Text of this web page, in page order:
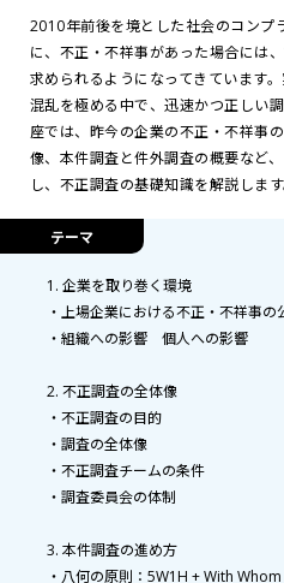
2010年前後を境とした社会のコンプ
に、不正・不祥事があった場合には
求められるようになってきています
混乱を極める中で、迅速かつ正しい
座では、昨今の企業の不正・不祥事
像、本件調査と件外調査の概要など
し、不正調査の基礎知識を解説します
テーマ
1. 企業を取り巻く環境
・上場企業における不正・不祥事の
・組織への影響 個人への影響
2. 不正調査の全体像
・不正調査の目的
・調査の全体像
・不正調査チームの条件
・調査委員会の体制
3. 本件調査の進め方
・八何の原則：5W1H + With